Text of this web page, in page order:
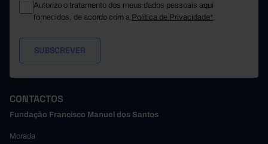
Autorizo o tratamento dos meus dados pessoais aqui
fornecidos, de acordo com a Política de Privacidade*
CONTACTOS
Fundação Francisco Manuel dos Santos
Morada